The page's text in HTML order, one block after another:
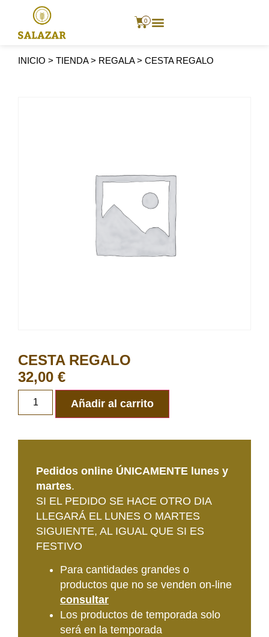
0
INICIO > TIENDA> REGALA> CESTA REGALO
CESTA REGALO
32,00 €
Añadir al carrito
Pedidos online ÚNICAMENTE lunes y
martes.
SI EL PEDIDO SE HACE OTRO DIA
LLEGARÁ EL LUNES O MARTES
SIGUIENTE, AL IGUAL QUE SI ES
FESTIVO
Para cantidades grandes o
productos que no se venden on-line
consultar
Los productos de temporada solo
será en la temporada